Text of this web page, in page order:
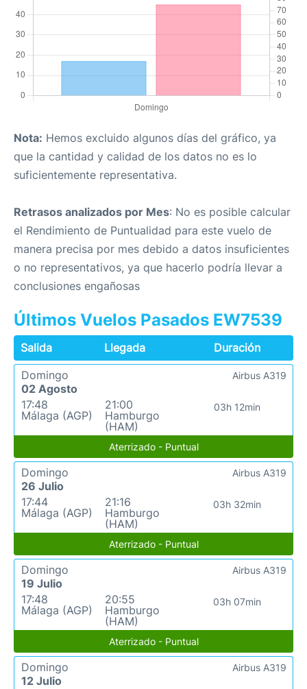
Nota: Hemos excluido algunos días del gráfico, ya
que la cantidad y calidad de los datos no es lo
suficientemente representativa.
Retrasos analizados por Mes: No es posible calcular
el Rendimiento de Puntualidad para este vuelo de
manera precisa por mes debido a datos insuficientes
o no representativos, ya que hacerlo podría llevar a
conclusiones engañosas
Últimos Vuelos Pasados EW7539
Salida Llegada
Duración
Domingo
02 Agosto
17:48
Málaga (AGP)
21:00
Hamburgo
(HAM)
03h 12min
Airbus A319
Aterrizado - Puntual
Domingo
26 Julio
17:44
Málaga (AGP)
21:16
Hamburgo
(HAM)
03h 32min
Airbus A319
Aterrizado - Puntual
Domingo
19 Julio
17:48
Málaga (AGP)
20:55
Hamburgo
(HAM)
03h 07min
Airbus A319
Aterrizado - Puntual
Domingo
12 Julio
Airbus A319